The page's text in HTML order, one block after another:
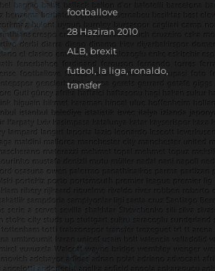
Yazar
footballove
Yayın
tarihi
28 Haziran 2010
Kategoriler
ALB, brexit
Etiketler
futbol, la liga, ronaldo,
transfer